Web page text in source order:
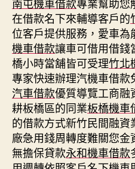
在借款名下來輔導客戶的
位客戶提供服務，愛車
機車借款讓車可借用借錢
橋小時當舖皆可受理竹北
專家快速辦理汽機車借款
汽車借款優質導覽工商融
耕板橋區的同業板橋機車
的借款方式新竹民間融資
廠急用錢周轉度難關您
無擔保貸款永和機車借款